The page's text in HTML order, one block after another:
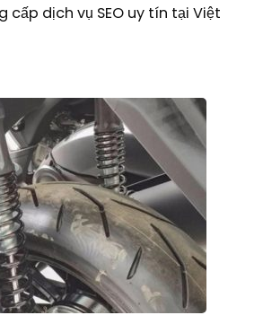
cấp dịch vụ SEO uy tín tại Việt